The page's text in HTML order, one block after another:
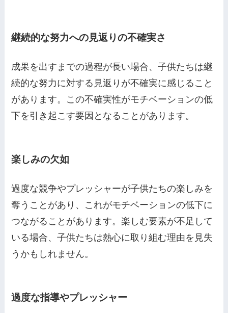
継続的な努力への見返りの不確実さ
成果を出すまでの過程が長い場合、子供たちは継
続的な努力に対する見返りが不確実に感じること
があります。この不確実性がモチベーションの低
下を引き起こす要因となることがあります。
楽しみの欠如
過度な競争やプレッシャーが子供たちの楽しみを
奪うことがあり、これがモチベーションの低下に
つながることがあります。楽しむ要素が不足して
いる場合、子供たちは熱心に取り組む理由を見失
うかもしれません。
過度な指導やプレッシャー